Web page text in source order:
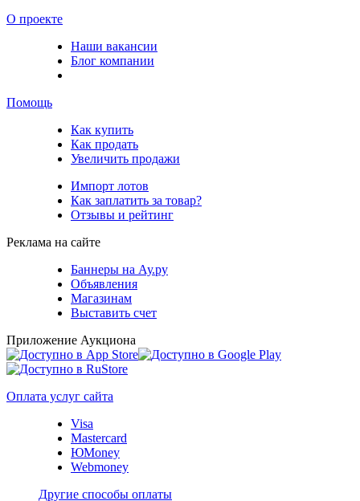
О проекте
Наши вакансии
Блог компании
Помощь
Как купить
Как продать
Увеличить продажи
Импорт лотов
Как заплатить за товар?
Отзывы и рейтинг
Реклама на сайте
Баннеры на Ау.ру
Объявления
Магазинам
Выставить счет
Приложение Аукциона
Оплата услуг сайта
Visa
Mastercard
ЮMoney
Webmoney
Другие способы оплаты